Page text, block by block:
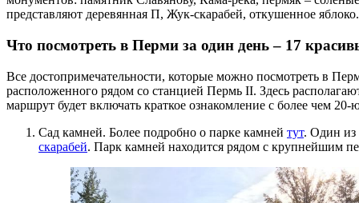
представляют деревянная П, Жук-скарабей, откушенное
Что посмотреть в Перми за один день – 17
Все достопримечательности, которые можно посмотреть в
расположенного рядом со станцией Пермь II. Здесь
маршрут будет включать краткое ознакомление с более чем 20-
Сад камней. Более подробно о парке камней тут. Один из
скарабей. Парк камней находится рядом с крупнейшим